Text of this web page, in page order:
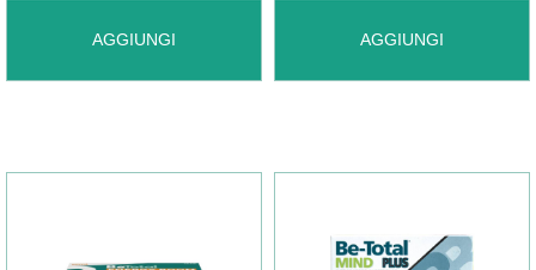
AGGIUNGI
AGGIUNGI BETOTAL AGGIUNGI
AGGIUNGI BETOTAL